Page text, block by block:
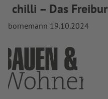
chilli – Das
bornemann 19.10.2024